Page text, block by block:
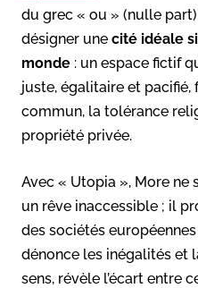
du grec « ou » (nulle
désigner une cité idéale
monde : un espace fictif
juste, égalitaire et
commun, la tolérance
propriété privée.
Avec « Utopia », More ne
un rêve inaccessible ; il
des sociétés
dénonce les inégalités et
sens, révèle l’écart entre